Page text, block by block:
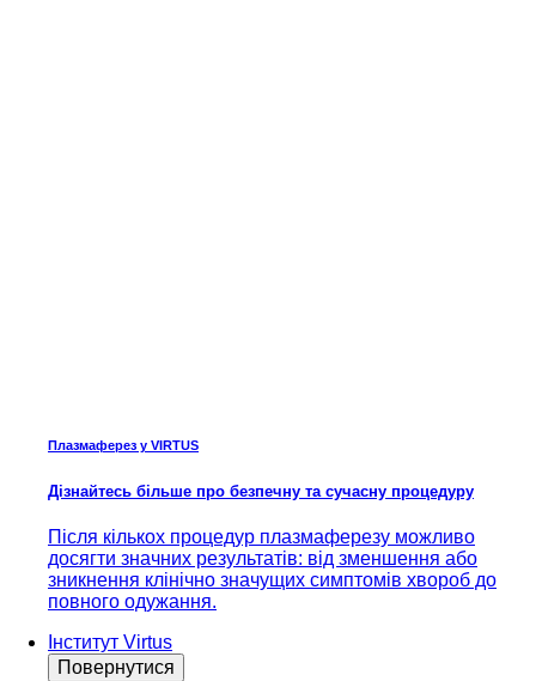
Плазмаферез у VIRTUS
Дізнайтесь більше про безпечну та сучасну процедуру
Після кількох процедур плазмаферезу можливо
досягти значних результатів: від зменшення або
зникнення клінічно значущих симптомів хвороб до
повного одужання.
Інститут Virtus
Повернутися